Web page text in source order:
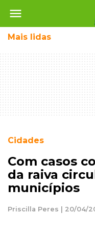
menu
Mais lidas
Cidades
Com casos
da raiva
municípios
Priscilla Peres | 20/04/